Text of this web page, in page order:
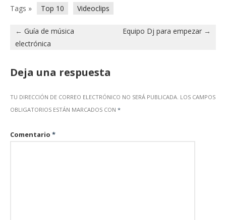
Tags » Top 10 Videoclips
← Guía de música
electrónica
Equipo Dj para empezar →
Deja una respuesta
TU DIRECCIÓN DE CORREO ELECTRÓNICO NO SERÁ PUBLICADA. LOS CAMPOS
OBLIGATORIOS ESTÁN MARCADOS CON *
Comentario *